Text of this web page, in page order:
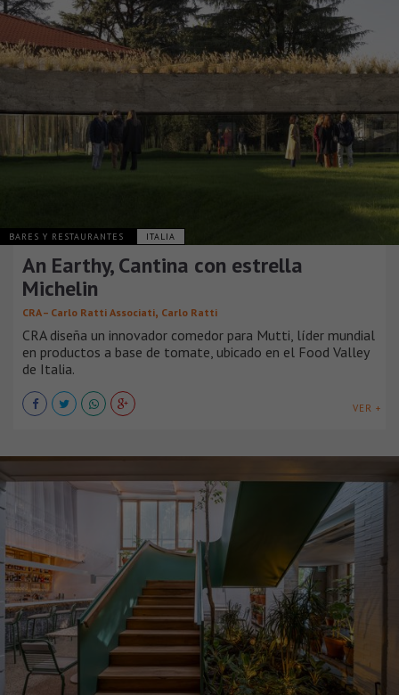
BARES Y RESTAURANTES ITALIA
An Earthy, Cantina con estrella
Michelin
CRA – Carlo Ratti Associati, Carlo Ratti
CRA diseña un innovador comedor para Mutti, líder mundial
en productos a base de tomate, ubicado en el Food Valley
de Italia.
VER +